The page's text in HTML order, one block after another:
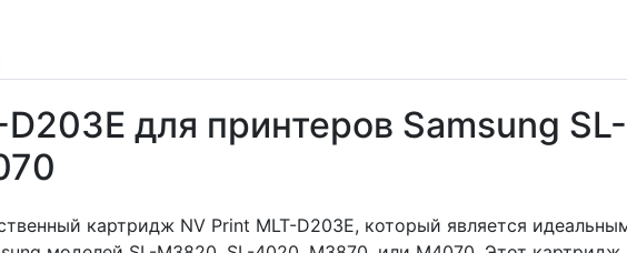
для принтеров Samsung SL-
картридж NV Print MLT-D203E, который является